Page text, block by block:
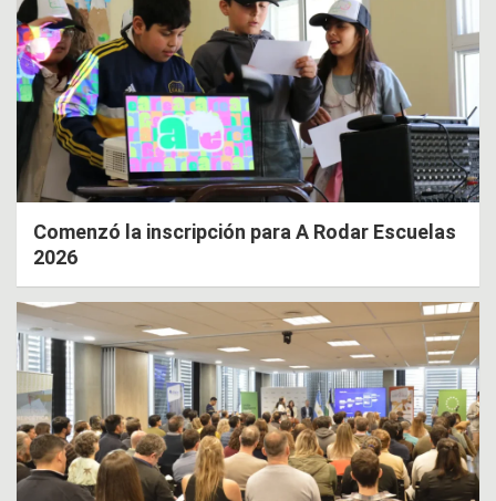
Comenzó la inscripción para A Rodar Escuelas
2026